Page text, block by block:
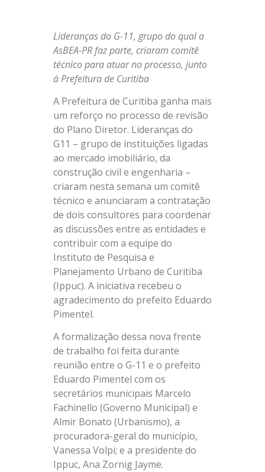
Lideranças do G-11, grupo do qual a
AsBEA-PR faz parte, criaram comitê
técnico para atuar no processo, junto
à Prefeitura de Curitiba
A Prefeitura de Curitiba ganha mais
um reforço no processo de revisão
do Plano Diretor. Lideranças do
G11 – grupo de instituições ligadas
ao mercado imobiliário, da
construção civil e engenharia –
criaram nesta semana um comitê
técnico e anunciaram a contratação
de dois consultores para coordenar
as discussões entre as entidades e
contribuir com a equipe do
Instituto de Pesquisa e
Planejamento Urbano de Curitiba
(Ippuc). A iniciativa recebeu o
agradecimento do prefeito Eduardo
Pimentel.
A formalização dessa nova frente
de trabalho foi feita durante
reunião entre o G-11 e o prefeito
Eduardo Pimentel com os
secretários municipais Marcelo
Fachinello (Governo Municipal) e
Almir Bonato (Urbanismo), a
procuradora-geral do município,
Vanessa Volpi; e a presidente do
Ippuc, Ana Zornig Jayme.